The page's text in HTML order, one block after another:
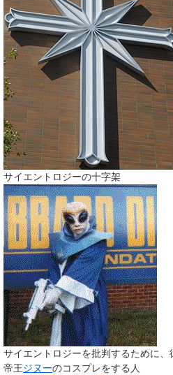
サイエントロジーの十字架
サイエントロジーを批判するために
帝王ジヌーのコスプレをする人